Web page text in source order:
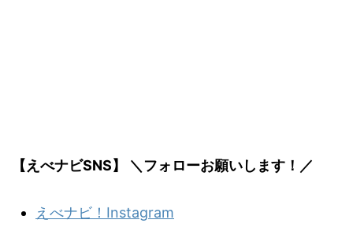
【えべナビSNS】 ＼フォローお願いします！／
えべナビ！Instagram